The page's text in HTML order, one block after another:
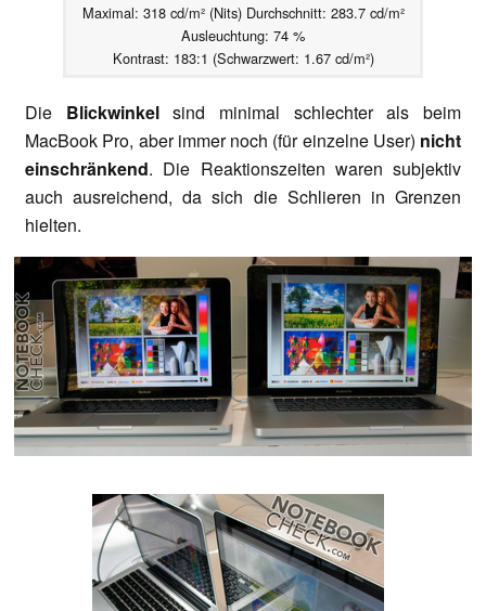
Maximal: 318 cd/m² (Nits) Durchschnitt: 283.7 cd/m²
Ausleuchtung: 74 %
Kontrast: 183:1 (Schwarzwert: 1.67 cd/m²)
Die Blickwinkelsind minimal schlechter als beim
MacBook Pro, aber immer noch (für einzelne User) nicht
einschränkend. Die Reaktionszeiten waren subjektiv
auch ausreichend, da sich die Schlieren in Grenzen
hielten.